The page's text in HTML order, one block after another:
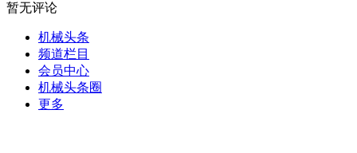
暂无评论
机械头条
频道栏目
会员中心
机械头条圈
更多